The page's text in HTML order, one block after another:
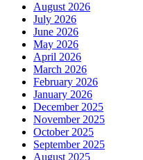
August 2026
July 2026
June 2026
May 2026
April 2026
March 2026
February 2026
January 2026
December 2025
November 2025
October 2025
September 2025
August 2025